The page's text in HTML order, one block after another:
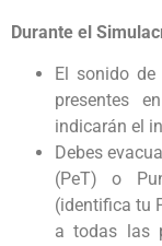
Durante el
El sonido de
presentes
indicarán el
Debes
(PeT) o
(identifica tu
atodas las